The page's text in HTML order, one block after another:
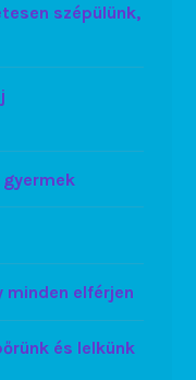
szépülünk,
minden elférjen
és lelkünk